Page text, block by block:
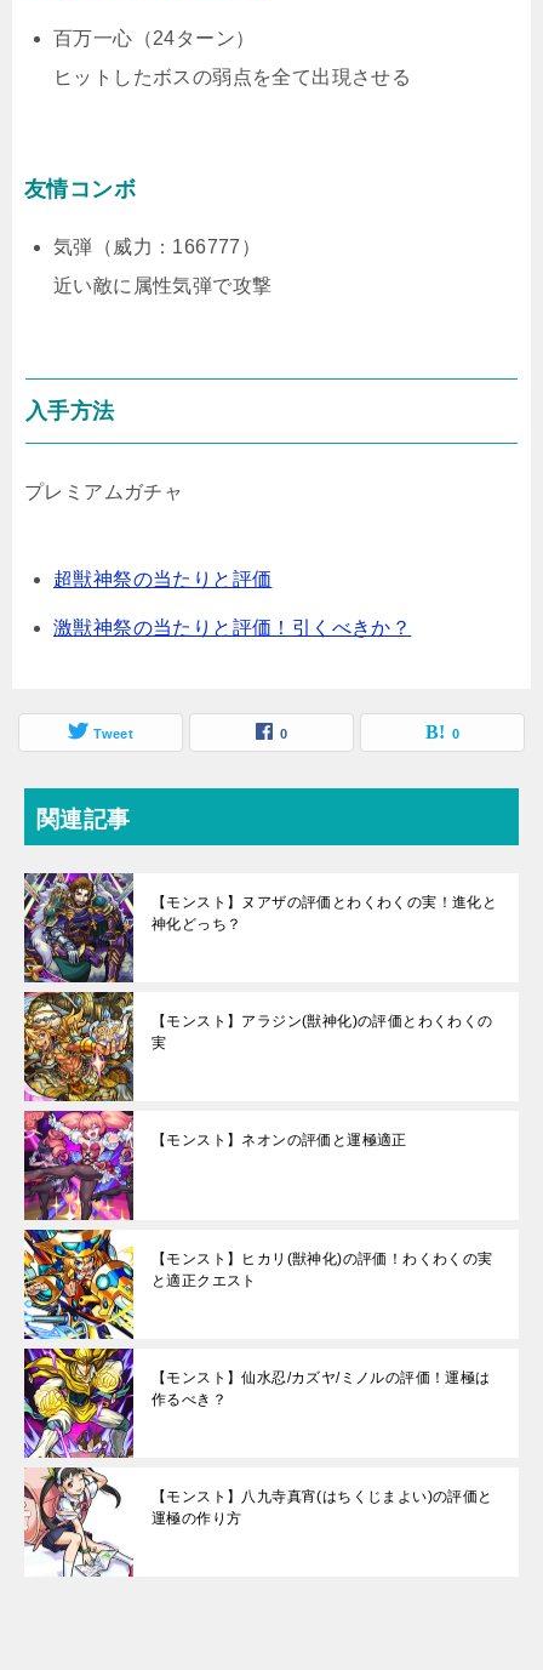
百万一心（24ターン）
ヒットしたボスの弱点を全て出現させる
友情コンボ
気弾（威力：166777）
近い敵に属性気弾で攻撃
入手方法
プレミアムガチャ
超獣神祭の当たりと評価
激獣神祭の当たりと評価！引くべきか？
Tweet 0 0
関連記事
【モンスト】ヌアザの評価とわくわくの実！進化と
神化どっち？
【モンスト】アラジン(獣神化)の評価とわくわくの
実
【モンスト】ネオンの評価と運極適正
【モンスト】ヒカリ(獣神化)の評価！わくわくの実
と適正クエスト
【モンスト】仙水忍/カズヤ/ミノルの評価！運極は
作るべき？
【モンスト】八九寺真宵(はちくじまよい)の評価と
運極の作り方